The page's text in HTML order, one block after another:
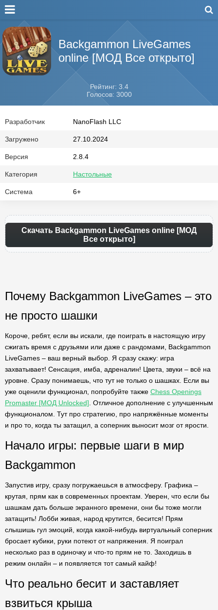
Backgammon LiveGames
online [МОД Все открыто]
Рейтинг: 3.4
Голосов: 3000
Разработчик NanoFlash LLC
Загружено 27.10.2024
Версия 2.8.4
Категория Настольные
Система 6+
Скачать Backgammon LiveGames online [МОД
Все открыто]
Почему Backgammon LiveGames – это
не просто шашки
Короче, ребят, если вы искали, где поиграть в настоящую игру
сжигать время с друзьями или даже с рандомами, Backgammon
LiveGames – ваш верный выбор. Я сразу скажу: игра
захватывает! Сенсация, имба, адреналин! Цвета, звуки – всё на
уровне. Сразу понимаешь, что тут не только о шашках. Если вы
уже оценили функционал, попробуйте также Chess Openings
Promaster [МОД Unlocked] . Отличное дополнение с улучшенным
функционалом. Тут про стратегию, про напряжённые моменты
и про то, когда ты затащил, а соперник выносит мозг от ярости.
Начало игры: первые шаги в мир
Backgammon
Запустив игру, сразу погружаешься в атмосферу. Графика –
крутая, прям как в современных проектам. Уверен, что если бы
шашкам дать больше экранного времени, они бы тоже могли
затащить! Лобби живая, народ крутится, бесится! Прям
слышишь гул эмоций, когда какой-нибудь виртуальный соперник
бросает кубики, руки потеют от напряжения. Я поиграл
несколько раз в одиночку и что-то прям не то. Заходишь в
режим онлайн – и появляется тот самый кайф!
Что реально бесит и заставляет
взвиться крыша